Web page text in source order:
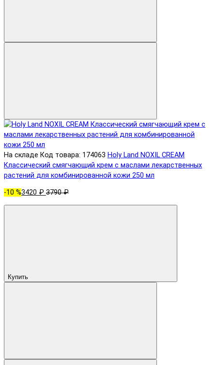
На складе Код товара: 174063 Holy Land NOXIL CREAM
Классический смягчающий крем с маслами лекарственных
растений для комбинированной кожи 250 мл
-10 %3420 ₽ 3790 ₽
Купить